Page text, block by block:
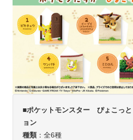
■ポケットモンスター ぴょこっと
ョン
種類：全6種